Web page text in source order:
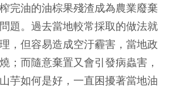
完油的油棕果殘渣成為農業廢棄
題。過去當地較常採取的做法就
，但容易造成空汙霾害，當地政
；而隨意棄置又會引發病蟲害，
芋如何是好，一直困擾著當地油